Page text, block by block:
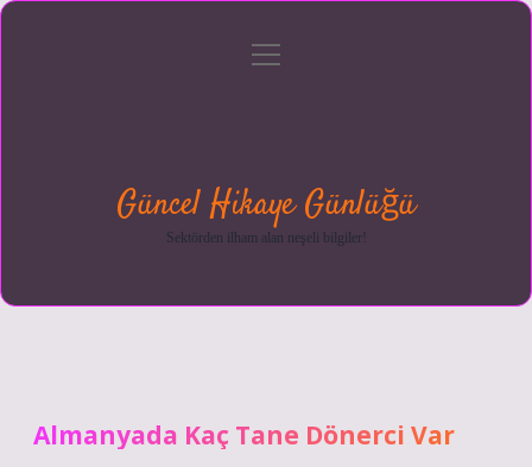
menüyü
Güncel Hikaye Günlüğü
Sektörden ilham alan neşeli bilgiler!
Almanyada Kaç Tane Dönerci Var